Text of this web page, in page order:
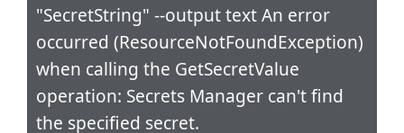
"SecretString" --output text An error
occurred (ResourceNotFoundException)
when calling the GetSecretValue
operation: Secrets Manager can't find
the specified secret.